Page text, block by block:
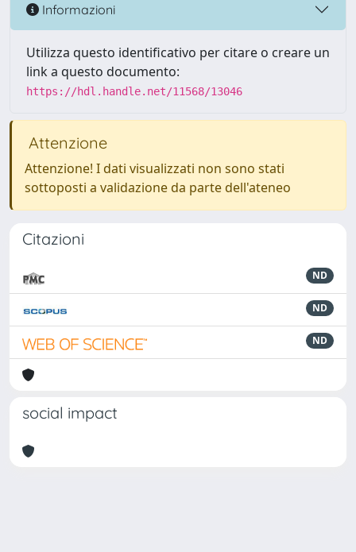
Informazioni
Utilizza questo identificativo per citare o creare un
link a questo documento:
https://hdl.handle.net/11568/13046
Attenzione
Attenzione! I dati visualizzati non sono stati
sottoposti a validazione da parte dell'ateneo
Citazioni
ND
ND
ND
social impact